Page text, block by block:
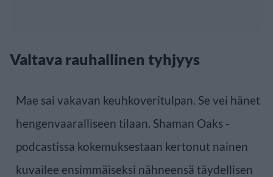
Valtava rauhallinen tyhjyys
Mae sai vakavan keuhkoveritulpan. Se vei hänet
hengenvaaralliseen tilaan. Shaman Oaks -
podcastissa kokemuksestaan kertonut nainen
kuvailee ensimmäiseksi nähneensä täydellisen